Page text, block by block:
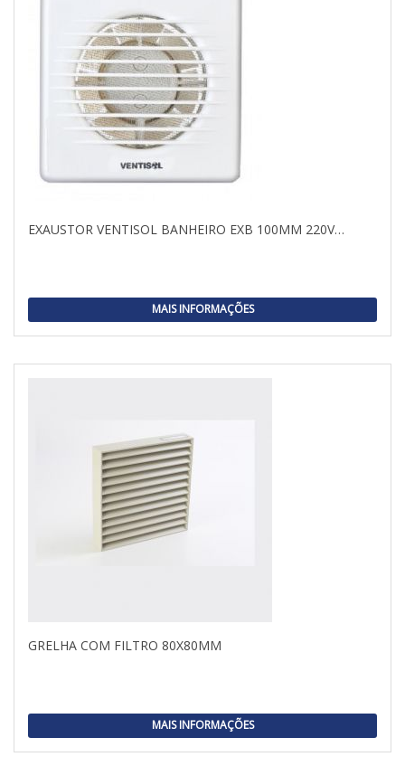
EXAUSTOR VENTISOL BANHEIRO EXB 100MM 220V…
MAIS INFORMAÇÕES
GRELHA COM FILTRO 80X80MM
MAIS INFORMAÇÕES